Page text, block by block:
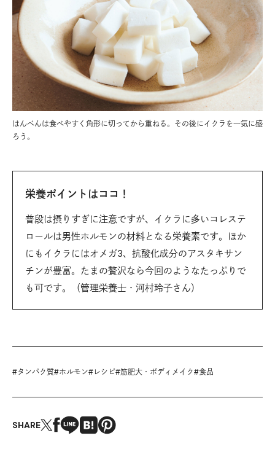
はんぺんは食べやすく角形に切ってから重ねる。その後にイクラを一気に盛
ろう。
栄養ポイントはココ！
普段は摂りすぎに注意ですが、イクラに多いコレステ
ロールは男性ホルモンの材料となる栄養素です。ほか
にもイクラにはオメガ3、抗酸化成分のアスタキサン
チンが豊富。たまの贅沢なら今回のようなたっぷりで
も可です。（管理栄養士・河村玲子さん）
#タンパク質#ホルモン# レシピ#筋肥大・ボディメイク#食品
SHARE